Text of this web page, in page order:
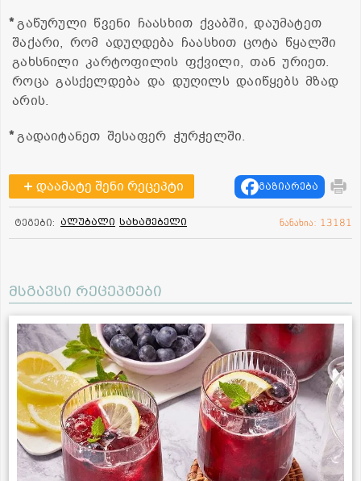
*გაწურული წვენი ჩაასხით ქვაბში, დაუმატეთ
შაქარი, რომ ადუღდება ჩაასხით ცოტა წყალში
გახსნილი კარტოფილის ფქვილი, თან ურიეთ.
როცა გასქელდება და დუღილს დაიწყებს მზად
არის.
*გადაიტანეთ შესაფერ ჭურჭელში.
დაამატე შენი რეცეპტი გაზიარება
ტეგები: ალუბალი სახამებელი ნანახია: 13181
მსგავსი რეცეპტები